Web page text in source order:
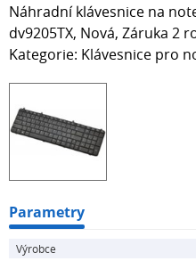
Náhradní klávesnice na
dv9205TX, Nová, Záruka 2
Kategorie: Klávesnice pro
Parametry
Výrobce